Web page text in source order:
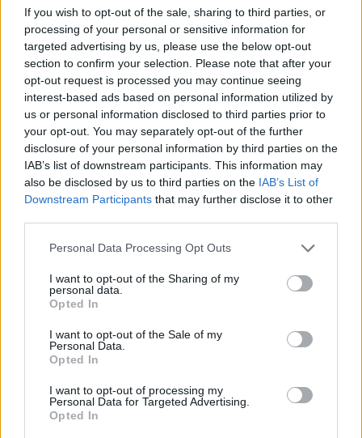
If you wish to opt-out of the sale, sharing to third parties, or
processing of your personal or sensitive information for
targeted advertising by us, please use the below opt-out
section to confirm your selection. Please note that after your
opt-out request is processed you may continue seeing
interest-based ads based on personal information utilized by
us or personal information disclosed to third parties prior to
your opt-out. You may separately opt-out of the further
disclosure of your personal information by third parties on the
IAB’s list of downstream participants. This information may
also be disclosed by us to third parties on the IAB’s List of
Downstream Participants that may further disclose it to other
Please note that this website/app uses one or more Google
not limited to your visit or usage behaviour. You may click to
grant or deny consent to Google and its third-party tags to
use your data for below specified purposes in below Google
consent section.
Personal Data Processing Opt Outs
I want to opt-out of the Sharing of my
personal data.
Opted In
I want to opt-out of the Sale of my
Personal Data.
Opted In
I want to opt-out of processing my
Personal Data for Targeted Advertising.
Opted In
imperdibile per la tua routine di bellezza. E tu, sei
pronta a scoprire il segreto di una pelle perfetta?
<\/p>
AUTORE
Staff